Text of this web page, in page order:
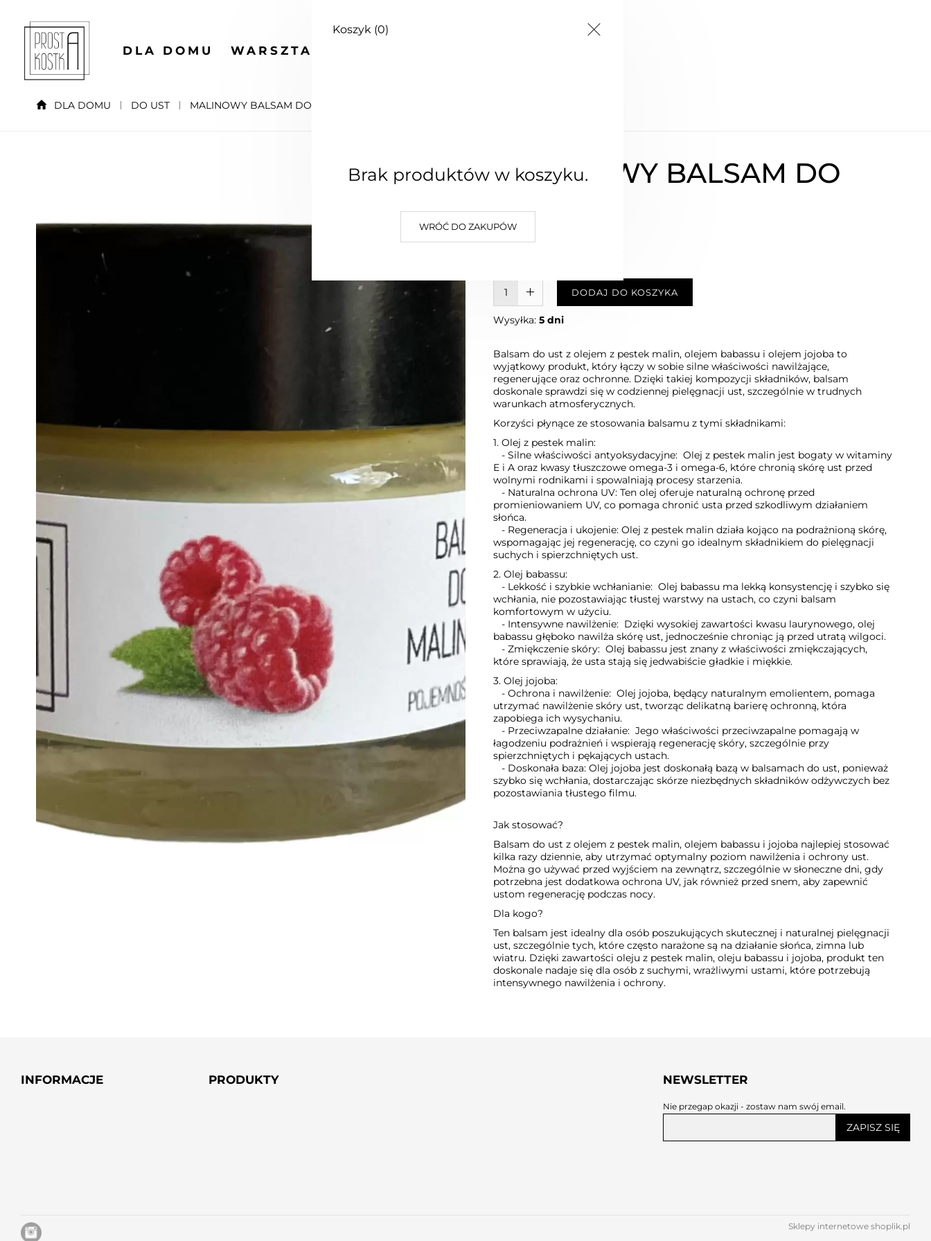
DLA DOMU WARSZTATY
Koszyk (0)
Brak produktów w koszyku.
WRÓĆ DO ZAKUPÓW
DLA DOMU DO UST MALINOWY BALSAM DO UST
MALINOWY BALSAM DO
25,00 zł
W KOSZYKU :)DODAJ DO KOSZYKA
Wysyłka: 5 dni
Balsam do ust z olejem z pestek malin, olejem babassu i olejem jojoba to
wyjątkowy produkt, który łączy w sobie silne właściwości nawilżające,
regenerujące oraz ochronne. Dzięki takiej kompozycji składników, balsam
doskonale sprawdzi się w codziennej pielęgnacji ust, szczególnie w trudnych
warunkach atmosferycznych.
Korzyści płynące ze stosowania balsamu z tymi składnikami:
1. Olej z pestek malin:
- Silne właściwości antyoksydacyjne: Olej z pestek malin jest bogaty w witaminy
E i A oraz kwasy tłuszczowe omega-3 i omega-6, które chronią skórę ust przed
wolnymi rodnikami i spowalniają procesy starzenia.
- Naturalna ochrona UV: Ten olej oferuje naturalną ochronę przed
promieniowaniem UV, co pomaga chronić usta przed szkodliwym działaniem
słońca.
- Regeneracja i ukojenie: Olej z pestek malin działa kojąco na podrażnioną skórę,
wspomagając jej regenerację, co czyni go idealnym składnikiem do pielęgnacji
suchych i spierzchniętych ust.
2. Olej babassu:
- Lekkość i szybkie wchłanianie: Olej babassu ma lekką konsystencję i szybko się
wchłania, nie pozostawiając tłustej warstwy na ustach, co czyni balsam
komfortowym w użyciu.
- Intensywne nawilżenie: Dzięki wysokiej zawartości kwasu laurynowego, olej
babassu głęboko nawilża skórę ust, jednocześnie chroniąc ją przed utratą wilgoci.
- Zmiękczenie skóry: Olej babassu jest znany z właściwości zmiękczających,
które sprawiają, że usta stają się jedwabiście gładkie i miękkie.
3. Olej jojoba:
- Ochrona i nawilżenie: Olej jojoba, będący naturalnym emolientem, pomaga
utrzymać nawilżenie skóry ust, tworząc delikatną barierę ochronną, która
zapobiega ich wysychaniu.
- Przeciwzapalne działanie: Jego właściwości przeciwzapalne pomagają w
łagodzeniu podrażnień i wspierają regenerację skóry, szczególnie przy
spierzchniętych i pękających ustach.
- Doskonała baza: Olej jojoba jest doskonałą bazą w balsamach do ust, ponieważ
szybko się wchłania, dostarczając skórze niezbędnych składników odżywczych bez
pozostawiania tłustego filmu.
Jak stosować?
Balsam do ust z olejem z pestek malin, olejem babassu i jojoba najlepiej stosować
kilka razy dziennie, aby utrzymać optymalny poziom nawilżenia i ochrony ust.
Można go używać przed wyjściem na zewnątrz, szczególnie w słoneczne dni, gdy
potrzebna jest dodatkowa ochrona UV, jak również przed snem, aby zapewnić
ustom regenerację podczas nocy.
Dla kogo?
Ten balsam jest idealny dla osób poszukujących skutecznej i naturalnej pielęgnacji
ust, szczególnie tych, które często narażone są na działanie słońca, zimna lub
wiatru. Dzięki zawartości oleju z pestek malin, oleju babassu i jojoba, produkt ten
doskonale nadaje się dla osób z suchymi, wrażliwymi ustami, które potrzebują
intensywnego nawilżenia i ochrony.
INFORMACJE PRODUKTY NEWSLETTER
Nie przegap okazji - zostaw nam swój email.
ZAPISZ SIĘ
Sklepy internetowe shoplik.pl